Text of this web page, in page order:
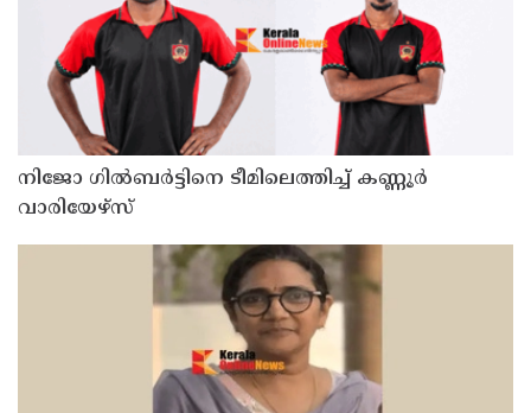
നിജോ ഗിൽബർട്ടിനെ ടീമിലെത്തിച്ച് കണ്ണൂർ
വാരിയേഴ്സ്